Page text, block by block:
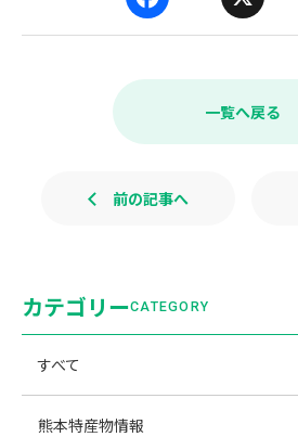
a
e
k
一覧へ戻る
前の記事へ
カテゴリーCATEGORY
すべて
熊本特産物情報